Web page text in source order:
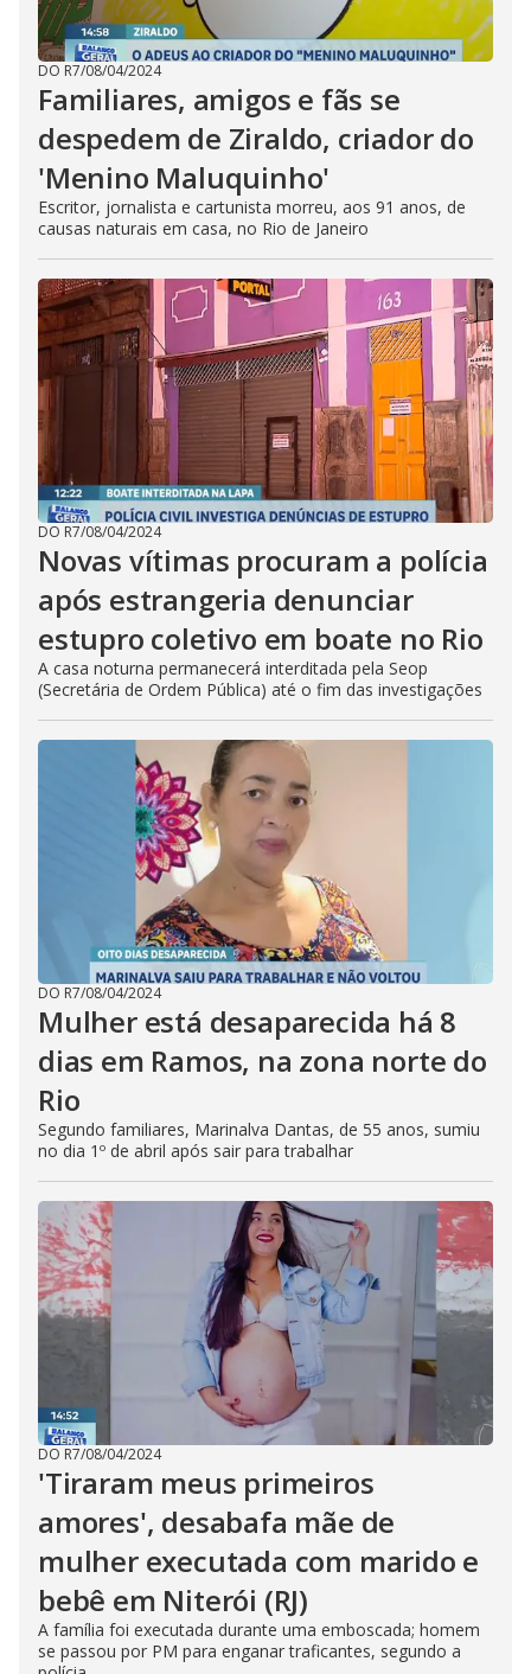
DO R7/08/04/2024
Familiares, amigos e fãs se
despedem de Ziraldo, criador do
'Menino Maluquinho'
Escritor, jornalista e cartunista morreu, aos 91 anos, de
causas naturais em casa, no Rio de Janeiro
DO R7/08/04/2024
Novas vítimas procuram a polícia
após estrangeria denunciar
estupro coletivo em boate no Rio
A casa noturna permanecerá interditada pela Seop
(Secretária de Ordem Pública) até o fim das investigações
DO R7/08/04/2024
Mulher está desaparecida há 8
dias em Ramos, na zona norte do
Rio
Segundo familiares, Marinalva Dantas, de 55 anos, sumiu
no dia 1º de abril após sair para trabalhar
DO R7/08/04/2024
'Tiraram meus primeiros
amores', desabafa mãe de
mulher executada com marido e
bebê em Niterói (RJ)
A família foi executada durante uma emboscada; homem
se passou por PM para enganar traficantes, segundo a